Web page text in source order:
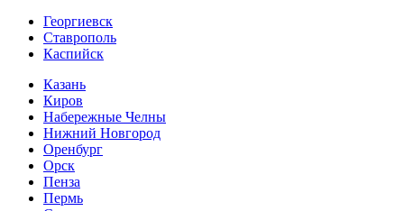
Георгиевск
Ставрополь
Каспийск
Казань
Киров
Набережные Челны
Нижний Новгород
Оренбург
Орск
Пенза
Пермь